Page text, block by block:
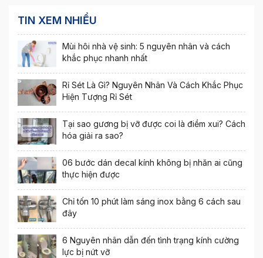
TIN XEM NHIỀU
Mùi hôi nhà vệ sinh: 5 nguyên nhân và cách
khắc phục nhanh nhất
Rỉ Sét Là Gì? Nguyên Nhân Và Cách Khắc Phục
Hiện Tượng Rỉ Sét
Tại sao gương bị vỡ được coi là điềm xui? Cách
hóa giải ra sao?
06 bước dán decal kính không bị nhăn ai cũng
thực hiện được
Chỉ tốn 10 phút làm sáng inox bằng 6 cách sau
đây
6 Nguyên nhân dẫn đến tình trạng kính cường
lực bị nứt vỡ